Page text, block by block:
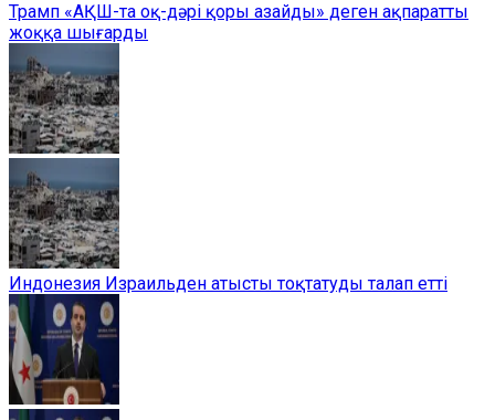
Трамп «АҚШ-та оқ-дәрі қоры азайды» деген ақпаратты
жоққа шығарды
Индонезия Израильден атысты тоқтатуды талап етті